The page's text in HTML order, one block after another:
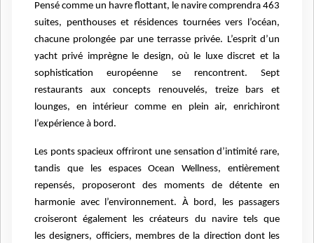
Pensé comme un havre flottant, le navire comprendra 463
suites, penthouses et résidences tournées vers l’océan,
chacune prolongée par une terrasse privée. L’esprit d’un
yacht privé imprègne le design, où le luxe discret et la
sophistication européenne se rencontrent. Sept
restaurants aux concepts renouvelés, treize bars et
lounges, en intérieur comme en plein air, enrichiront
l’expérience à bord.
Les ponts spacieux offriront une sensation d’intimité rare,
tandis que les espaces Ocean Wellness, entièrement
repensés, proposeront des moments de détente en
harmonie avec l’environnement. À bord, les passagers
croiseront également les créateurs du navire tels que
les designers, officiers, membres de la direction dont les